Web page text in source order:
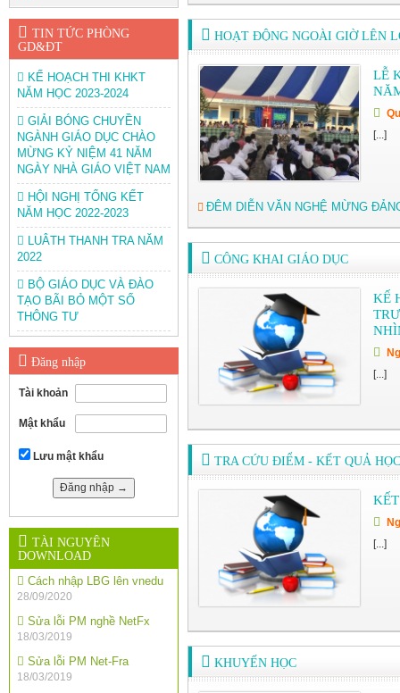
TIN TỨC PHÒNG
GD&ĐT
KẾ HOẠCH THI KHKT
NĂM HỌC 2023-2024
GIẢI BÓNG CHUYỀN
NGÀNH GIÁO DỤC CHÀO
MỪNG KỶ NIỆM 41 NĂM
NGÀY NHÀ GIÁO VIỆT NAM
HỘI NGHỊ TỔNG KẾT
NĂM HỌC 2022-2023
LUÂTH THANH TRA NĂM
2022
BỘ GIÁO DỤC VÀ ĐÀO
TẠO BÃI BỎ MỘT SỐ
THÔNG TƯ
Đăng nhập
Tài khoản
Mật khẩu
Lưu mật khẩu
TÀI NGUYÊN
DOWNLOAD
Cách nhập LBG lên vnedu
28/09/2020
Sửa lỗi PM nghề NetFx
18/03/2019
Sửa lỗi PM Net-Fra
18/03/2019
HOẠT ĐỘNG NGOÀI GIỜ LÊN
LỄ
[...]
ĐÊM DIỄN VĂN NGHỆ MỪNG
CÔNG KHAI GIÁO DỤC
KẾ
[...]
TRA CỨU ĐIỂM - KẾT QUẢ
[...]
KHUYẾN HỌC